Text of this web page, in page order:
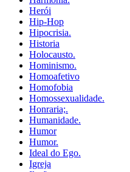
Herói
Hip-Hop
Hipocrisia.
Historia
Holocausto.
Hominismo.
Homoafetivo
Homofobia
Homossexualidade.
Honraria;.
Humanidade.
Humor
Humor.
Ideal do Ego.
Igreja